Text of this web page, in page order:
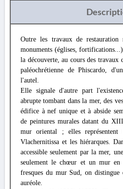
Outre les travaux de restauration
monuments (églises,
la découverte, au cours des travaux
paléochrétienne de Phiscardo,
l'autel.
Elle signale d'autre part
abrupte tombant dans la mer, des
édifice à nef unique et à abside
de peintures murales datant du XIII
mur oriental ; elles
Vlachernitissa et les hiérarques.
accessible seulement par la mer,
seulement le chœur et un mur en
fresques du mur Sud, on distingue
auréole.